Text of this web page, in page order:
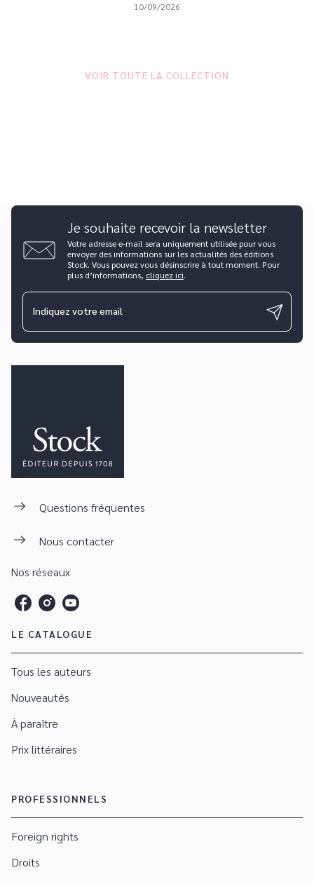
10/09/2026
VOIR TOUTE LA COLLECTION
Je souhaite recevoir la newsletter
Votre adresse e-mail sera uniquement utilisée pour vous
envoyer des informations sur les actualités des éditions
Stock. Vous pouvez vous désinscrire à tout moment. Pour
plus d’informations, cliquez ici.
Indiquez votre email
Questions fréquentes
Nous contacter
Nos réseaux
LE CATALOGUE
Tous les auteurs
Nouveautés
À paraître
Prix littéraires
PROFESSIONNELS
Foreign rights
Droits